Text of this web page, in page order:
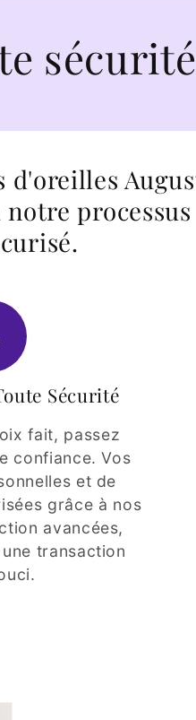
d'oreilles
Sécurité
fait, passez
confiance. Vos
et de
grâce à nos
avancées,
transaction